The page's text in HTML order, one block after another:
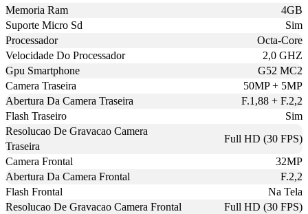
Memoria Ram
4GB
Suporte Micro Sd
Sim
Processador
Octa-Core
Velocidade Do Processador
2,0 GHZ
Gpu Smartphone
G52 MC2
Camera Traseira
50MP + 5MP
Abertura Da Camera Traseira
F.1,88 + F.2,2
Flash Traseiro
Sim
Resolucao De Gravacao Camera
Traseira
Full HD (30 FPS)
Camera Frontal
32MP
Abertura Da Camera Frontal
F.2,2
Flash Frontal
Na Tela
Resolucao De Gravacao Camera Frontal
Full HD (30 FPS)